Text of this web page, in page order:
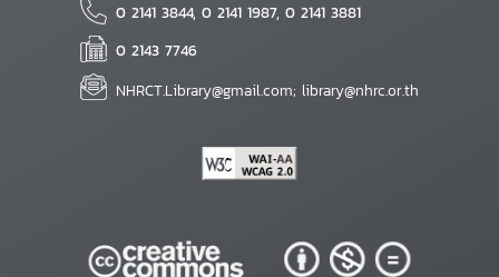
0 2141 3844, 0 2141 1987, 0 2141 3881
0 2143 7746
NHRCT.Library@gmail.com; library@nhrc.or.th